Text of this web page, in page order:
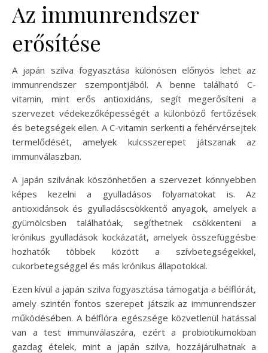
Az immunrendszer
erősítése
A japán szilva fogyasztása különösen előnyös lehet az
immunrendszer szempontjából. A benne található C-
vitamin, mint erős antioxidáns, segít megerősíteni a
szervezet védekezőképességét a különböző fertőzések
és betegségek ellen. A C-vitamin serkenti a fehérvérsejtek
termelődését, amelyek kulcsszerepet játszanak az
immunválaszban.
A japán szilvának köszönhetően a szervezet könnyebben
képes kezelni a gyulladásos folyamatokat is. Az
antioxidánsok és gyulladáscsökkentő anyagok, amelyek a
gyümölcsben találhatóak, segíthetnek csökkenteni a
krónikus gyulladások kockázatát, amelyek összefüggésbe
hozhatók többek között a szívbetegségekkel,
cukorbetegséggel és más krónikus állapotokkal.
Ezen kívül a japán szilva fogyasztása támogatja a bélflórát,
amely szintén fontos szerepet játszik az immunrendszer
működésében. A bélflóra egészsége közvetlenül hatással
van a test immunválaszára, ezért a probiotikumokban
gazdag ételek, mint a japán szilva, hozzájárulhatnak a